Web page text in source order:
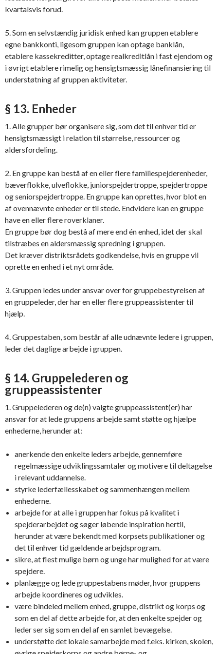
kvartalsvis forud.
5. Som en selvstændig juridisk enhed kan gruppen etablere
egne bankkonti, ligesom gruppen kan optage banklån,
etablere kassekreditter, optage realkreditlån i fast ejendom og
i øvrigt etablere rimelig og hensigtsmæssig lånefinansiering til
understøtning af gruppen aktiviteter.
§ 13. Enheder
1. Alle grupper bør organisere sig, som det til enhver tid er
hensigtsmæssigt i relation til størrelse, ressourcer og
aldersfordeling.
2. En gruppe kan bestå af en eller flere familiespejderenheder,
bæverflokke, ulveflokke, juniorspejdertroppe, spejdertroppe
og seniorspejdertroppe. En gruppe kan oprettes, hvor blot en
af ovennævnte enheder er til stede. Endvidere kan en gruppe
have en eller flere roverklaner.
En gruppe bør dog bestå af mere end én enhed, idet der skal
tilstræbes en aldersmæssig spredning i gruppen.
Det kræver distriktsrådets godkendelse, hvis en gruppe vil
oprette en enhed i et nyt område.
3. Gruppen ledes under ansvar over for gruppebestyrelsen af
en gruppeleder, der har en eller flere gruppeassistenter til
hjælp.
4. Gruppestaben, som består af alle udnævnte ledere i gruppen,
leder det daglige arbejde i gruppen.
§ 14. Gruppelederen og
gruppeassistenter
1. Gruppelederen og de(n) valgte gruppeassistent(er) har
ansvar for at lede gruppens arbejde samt støtte og hjælpe
enhederne, herunder at:
anerkende den enkelte leders arbejde, gennemføre
regelmæssige udviklingssamtaler og motivere til deltagelse
i relevant uddannelse.
styrke lederfællesskabet og sammenhængen mellem
enhederne.
arbejde for at alle i gruppen har fokus på kvalitet i
spejderarbejdet og søger løbende inspiration hertil,
herunder at være bekendt med korpsets publikationer og
det til enhver tid gældende arbejdsprogram.
sikre, at flest mulige børn og unge har mulighed for at være
spejdere.
planlægge og lede gruppestabens møder, hvor gruppens
arbejde koordineres og udvikles.
være bindeled mellem enhed, gruppe, distrikt og korps og
som en del af dette arbejde for, at den enkelte spejder og
leder ser sig som en del af en samlet bevægelse.
understøtte det lokale samarbejde med f.eks. kirken, skolen,